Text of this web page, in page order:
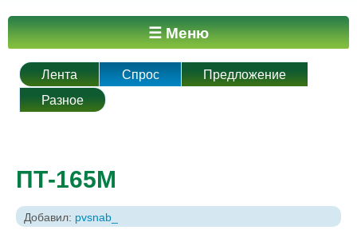
Главное меню ☰ Меню
Лента Спрос
Предложение
Разное
ПТ-165М
Добавил: pvsnab_